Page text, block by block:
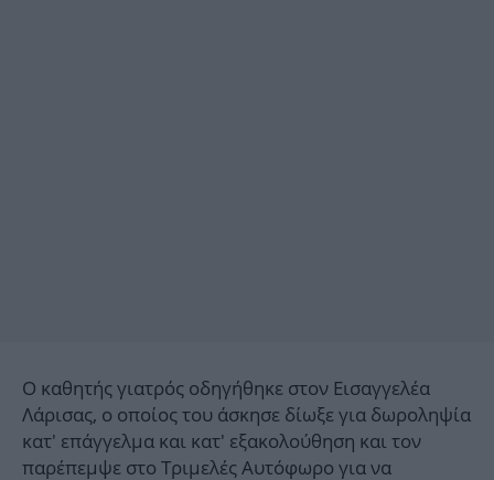
Ο καθητής γιατρός οδηγήθηκε στον Εισαγγελέα
Λάρισας, ο οποίος του άσκησε δίωξε για δωροληψία
κατ' επάγγελμα και κατ' εξακολούθηση και τον
παρέπεμψε στο Τριμελές Αυτόφωρο για να